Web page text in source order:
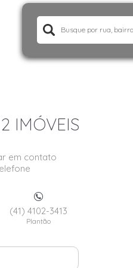
IMÓVEIS
em contato
(41) 4102-3413
Plantão